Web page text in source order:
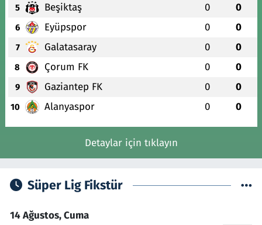
5 Beşiktaş 0 0
6 Eyüpspor 0 0
7 Galatasaray 0 0
8 Çorum FK 0 0
9 Gaziantep FK 0 0
10 Alanyaspor 0 0
Detaylar için tıklayın
Süper Lig Fikstür
14 Ağustos, Cuma